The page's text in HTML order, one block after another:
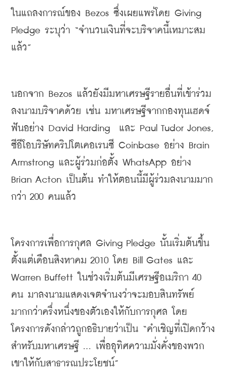
ในแถลงการณ์ของ Bezos ซึ่งเผยแพร่โดย Giving
Pledge ระบุว่า “จำนวนเงินที่จะบริจาคนี้เหมาะสม
แล้ว”
นอกจาก Bezos แล้วยังมีมหาเศรษฐีรายอื่นที่เข้าร่วม
ลงนามบริจาคด้วย เช่น มหาเศรษฐีจากกองทุนเฮดจ์
ฟันอย่าง David Harding และ
ซีอีโอบริษัทคริปโตเคอเรนซี Coinbase อย่าง Brain
Armstrong และผู้ร่วมก่อตั้ง WhatsApp อย่าง
Brian Acton เป็นต้น ทำให้ตอนนี้มีผู้ร่วมลงนามมาก
กว่า 200 คนแล้ว
โครงการเพื่อการกุศล Giving Pledge นั้นเริ่มต้นขึ้น
ตั้งแต่เดือนสิงหาคม 2010 โดย Bill Gates และ
Warren Buffett
ในช่วงเริ่มต้นมีเศรษฐีอเมริกา
คน มาลงนามแสดงเจตจำนงว่าจะมอบสินทรัพย์
มากกว่าครึ่งหนึ่งของตัวเองให้กับการกุศล
โดย
โครงการดังกล่าวถูกอธิบายว่าเป็น “คำเชิญที่เปิดกว้าง
สำหรับมหาเศรษฐี ... เพื่ออุทิศความมั่งคั่งของพวก
เขาให้กับสาธารณประโยชน์”